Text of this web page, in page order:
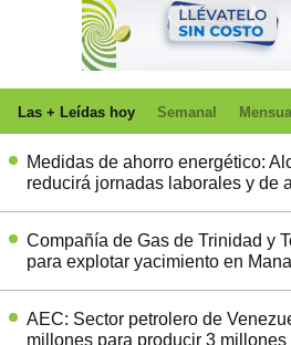
Las + Leídas hoy Semanal Mensual
Medidas de ahorro energético:
reducirá jornadas laborales y de
Compañía de Gas de Trinidad y
para explotar yacimiento en
AEC: Sector petrolero de
millones para producir 3